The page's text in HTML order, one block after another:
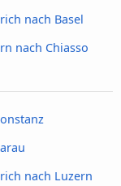
nach Basel
nach Chiasso
nach Luzern